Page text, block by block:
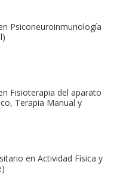
Psiconeuroinmunología
Fisioterapia del aparato
Terapia Manual y
en Actividad Física y